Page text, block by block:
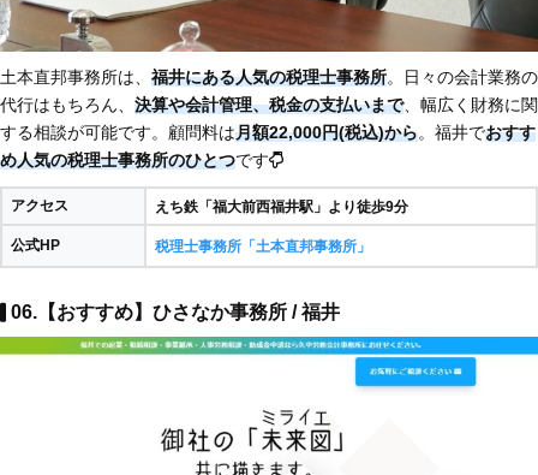
土本直邦事務所は、 福井にある人気の税理士事務所。日々の会計業務の
代行はもちろん、 決算や会計管理、税金の支払いまで、幅広く財務に関
する相談が可能です。顧問料は月額22,000円(税込)から。福井でおすす
め人気の税理士事務所のひとつです
アクセス えち鉄「福大前西福井駅」より徒歩9分​
公式HP 税理士事務所「土本直邦事務所」
06.【おすすめ】ひさなか事務所 / 福井